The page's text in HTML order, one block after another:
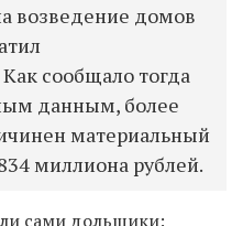
возведение домов
сообщало тогда
данным, более
материальный
миллиона рублей.
сами дольщики: